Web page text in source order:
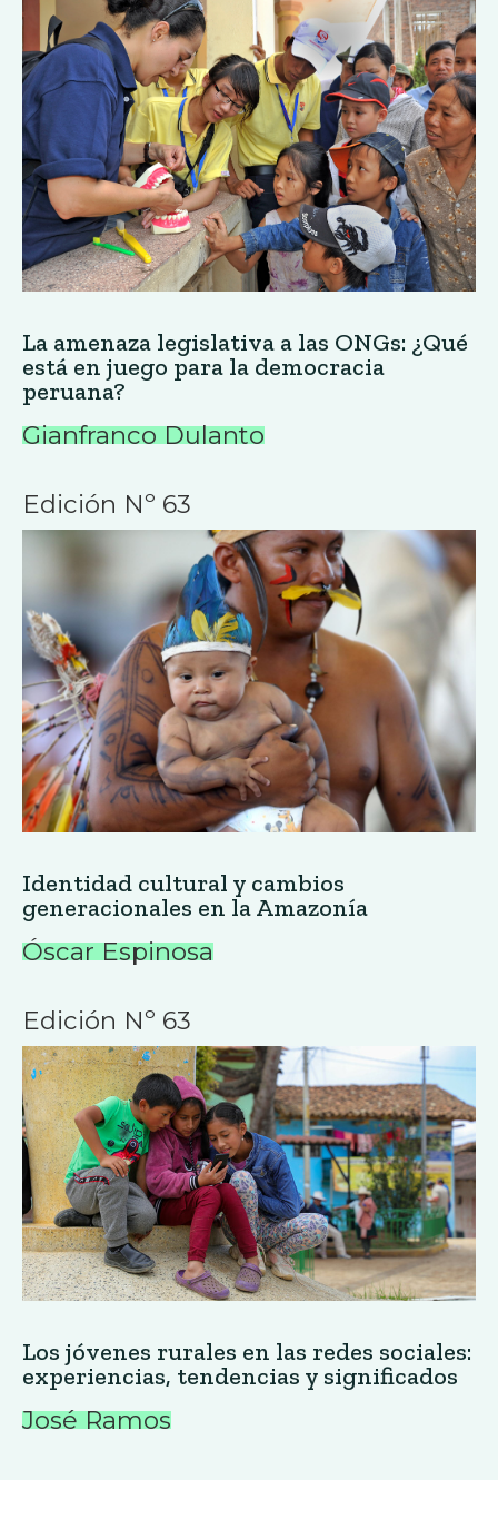
La amenaza legislativa a las ONGs: ¿Qué
está en juego para la democracia
peruana?
Gianfranco Dulanto
Edición Nº 63
Identidad cultural y cambios
generacionales en la Amazonía
Óscar Espinosa
Edición Nº 63
Los jóvenes rurales en las redes sociales:
experiencias, tendencias y significados
José Ramos